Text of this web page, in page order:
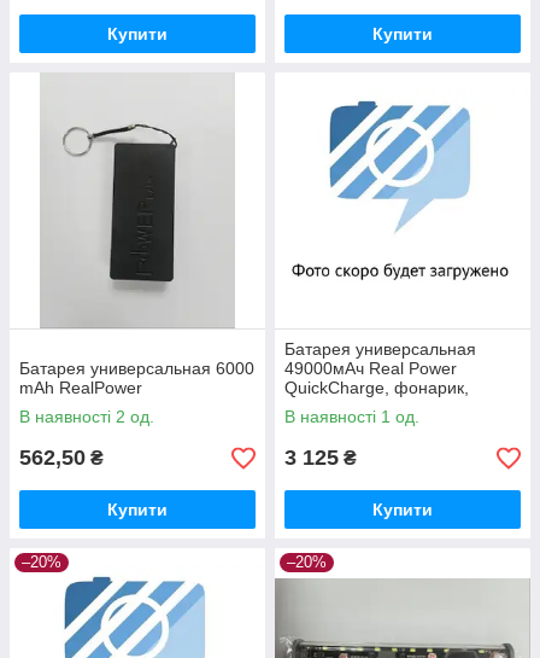
Купити Купити
Батарея универсальная 6000
mAh RealPower
В наявності 2 од.
562,50 ₴
Купити
Батарея универсальная
49000мАч Real Power
QuickCharge, фонарик,
Power Bank
В наявності 1 од.
3 125 ₴
Купити
–20% –20%